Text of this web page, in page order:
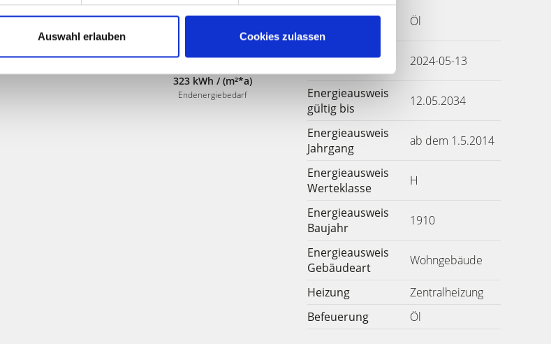
Auswahl erlauben Cookies zulassen
323 kWh / (m²*a)
Endenergiebedarf
Wesentlicher
Öl
Energieausweis
2024-05-13
Energieausweis
gültig bis
12.05.2034
Energieausweis
Jahrgang
ab dem 1.5.2014
Energieausweis
Werteklasse
H
Energieausweis
Baujahr
1910
Energieausweis
Gebäudeart
Wohngebäude
Heizung
Zentralheizung
Befeuerung
Öl